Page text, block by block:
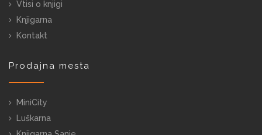
Vtisi o knjigi
Knjigarna
Kontakt
Prodajna mesta
MiniCity
Luškarna